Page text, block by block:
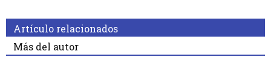
Artículo relacionados
Más del autor